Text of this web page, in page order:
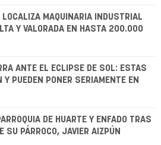
LOCALIZA MAQUINARIA INDUSTRIAL
Y VALORADA EN HASTA 200.000
ANTE EL ECLIPSE DE SOL: ESTAS
Y PUEDEN PONER SERIAMENTE EN
DE HUARTE Y ENFADO TRAS
SU PÁRROCO, JAVIER AIZPÚN